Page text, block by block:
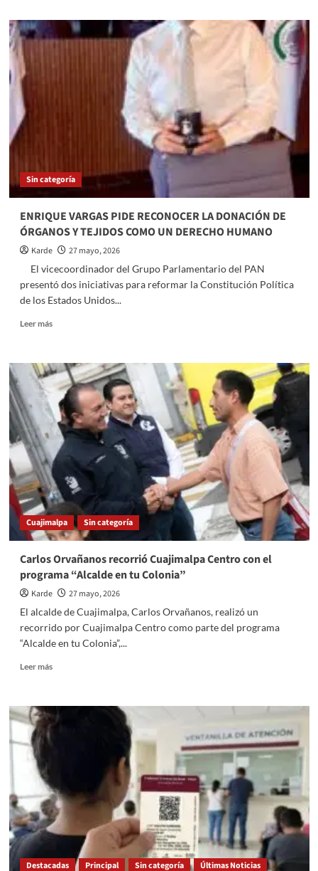
Luis
Mendoza
Benito
Sin categoría
ENRIQUE VARGAS PIDE RECONOCER LA DONACIÓN DE
ÓRGANOS Y TEJIDOS COMO UN DERECHO HUMANO
Karde
27 mayo, 2026
El vicecoordinador del Grupo Parlamentario del PAN
presentó dos iniciativas para reformar la Constitución Política
de los Estados Unidos...
Leer másRead
ENRIQUE
VARGAS
PIDE
RECONOCER
LA
DONACIÓN
DE
ÓRGANOS
Y
TEJIDOS
COMO
UN
DERECHO
HUMANO
Cuajimalpa Sin categoría
Carlos Orvañanos recorrió Cuajimalpa Centro con el
programa “Alcalde en tu Colonia”
Karde
27 mayo, 2026
El alcalde de Cuajimalpa, Carlos Orvañanos, realizó un
recorrido por Cuajimalpa Centro como parte del programa
“Alcalde en tu Colonia”,...
Leer másRead
Carlos
Orvañanos
el
programa
“Alcalde
en
Colonia”
Destacadas Principal Sin categoría Últimas Noticias